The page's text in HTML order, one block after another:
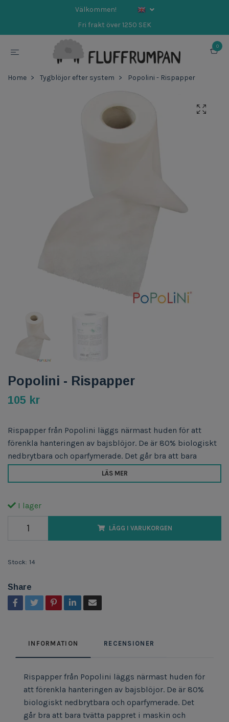
Välkommen!
Fri frakt över 1250 SEK
0
Home Tygblöjor efter system Popolini - Rispapper
Popolini - Rispapper
105 kr
Rispapper från Popolini läggs närmast huden för att
förenkla hanteringen av bajsblöjor. De är 80% biologiskt
nedbrytbara och oparfymerade. Det går bra att bara
LÄS MER
I lager
LÄGG I VARUKORGEN
Stock: 14
Share
INFORMATION RECENSIONER
Rispapper från Popolini läggs närmast huden för
att förenkla hanteringen av bajsblöjor. De är 80%
biologiskt nedbrytbara och oparfymerade. Det
går bra att bara tvätta pappret i maskin och